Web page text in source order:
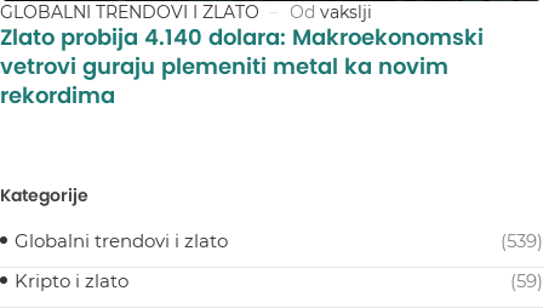
GLOBALNI TRENDOVI I ZLATO Od vakslji
Zlato probija 4.140 dolara: Makroekonomski
vetrovi guraju plemeniti metal ka novim
rekordima
Kategorije
Globalni trendovi i zlato
(539)
Kripto i zlato
(59)